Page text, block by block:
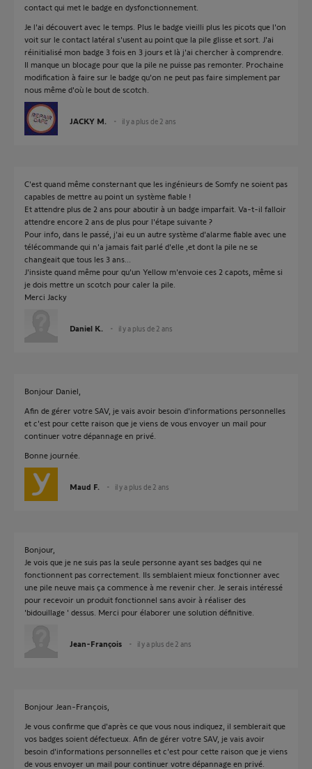
contact qui met le badge en dysfonctionnement.
Je l'ai découvert avec le temps. Plus le badge vieilli plus les picots que l'on
voit sur le contact latéral s'usent au point que la pile glisse et sort. J'ai
réinitialisé mon badge 3 fois en 3 jours et là j'ai chercher à comprendre.
Il manque un blocage pour que la pile ne puisse pas remonter. Prochaine
modification à faire sur le badge qu'on ne peut pas faire simplement par
nous même d'où le bout de scotch.
JACKY M. il y a plus de 2 ans
C'est quand même consternant que les ingénieurs de Somfy ne soient pas
capables de mettre au point un système fiable !
Et attendre plus de 2 ans pour aboutir à un badge imparfait. Va-t-il falloir
attendre encore 2 ans de plus pour l'étape suivante ?
Pour info, dans le passé, j'ai eu un autre système d'alarme fiable avec une
télécommande qui n'a jamais fait parlé d'elle ,et dont la pile ne se
changeait que tous les 3 ans...
J'insiste quand même pour qu'un Yellow m'envoie ces 2 capots, même si
je dois mettre un scotch pour caler la pile.
Merci Jacky
Daniel K. il y a plus de 2 ans
Bonjour Daniel,
Afin de gérer votre SAV, je vais avoir besoin d'informations personnelles
et c'est pour cette raison que je viens de vous envoyer un mail pour
continuer votre dépannage en privé.
Bonne journée.
Maud F. il y a plus de 2 ans
Bonjour,
Je vois que je ne suis pas la seule personne ayant ses badges qui ne
fonctionnent pas correctement. Ils semblaient mieux fonctionner avec
une pile neuve mais ça commence à me revenir cher. Je serais intéressé
pour recevoir un produit fonctionnel sans avoir à réaliser des
'bidouillage ' dessus. Merci pour élaborer une solution définitive.
Jean-François il y a plus de 2 ans
Bonjour Jean-François,
Je vous confirme que d'après ce que vous nous indiquez, il semblerait que
vos badges soient défectueux. Afin de gérer votre SAV, je vais avoir
besoin d'informations personnelles et c'est pour cette raison que je viens
de vous envoyer un mail pour continuer votre dépannage en privé.